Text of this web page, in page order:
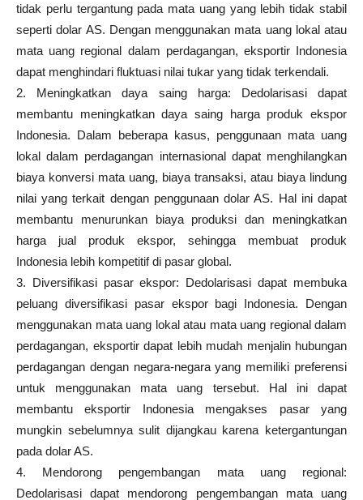
tidak perlu tergantung pada mata uang yang lebih tidak stabil
seperti dolar AS. Dengan menggunakan mata uang lokal atau
mata uang regional dalam perdagangan, eksportir Indonesia
dapat menghindari fluktuasi nilai tukar yang tidak terkendali.
2. Meningkatkan daya saing harga: Dedolarisasi dapat
membantu meningkatkan daya saing harga produk ekspor
Indonesia. Dalam beberapa kasus, penggunaan mata uang
lokal dalam perdagangan internasional dapat menghilangkan
biaya konversi mata uang, biaya transaksi, atau biaya lindung
nilai yang terkait dengan penggunaan dolar AS. Hal ini dapat
membantu menurunkan biaya produksi dan meningkatkan
harga jual produk ekspor, sehingga membuat produk
Indonesia lebih kompetitif di pasar global.
3. Diversifikasi pasar ekspor: Dedolarisasi dapat membuka
peluang diversifikasi pasar ekspor bagi Indonesia. Dengan
menggunakan mata uang lokal atau mata uang regional dalam
perdagangan, eksportir dapat lebih mudah menjalin hubungan
perdagangan dengan negara-negara yang memiliki preferensi
untuk menggunakan mata uang tersebut. Hal ini dapat
membantu eksportir Indonesia mengakses pasar yang
mungkin sebelumnya sulit dijangkau karena ketergantungan
pada dolar AS.
4. Mendorong pengembangan mata uang regional:
Dedolarisasi dapat mendorong pengembangan mata uang